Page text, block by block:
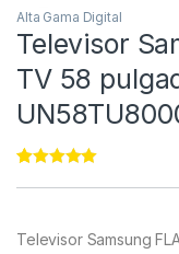
Alta Gama Digital
Televisor
TV 58
ratings
Televisor Samsung